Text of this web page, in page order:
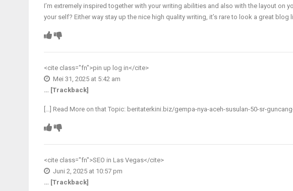
I’m extremely inspired together with your writing abilities and also with the layout on
your self? Either way stay up the nice high quality writing, it’s rare to look a great blog
<cite class="fn">pin up log in</cite>
Mei 31, 2025 at 5:42 am
… [Trackback]
[…] Read More on that Topic: beritaterkini.biz/gempa-nya-aceh-susulan-50-sr-
<cite class="fn">SEO in Las Vegas</cite>
Juni 2, 2025 at 10:57 pm
… [Trackback]